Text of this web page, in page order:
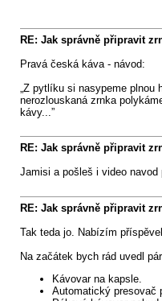
RE: Jak správně připravit
Pravá česká káva - návod:
„Z pytlíku si nasypeme plnou
nerozlouskaná zrnka
kávy...”
RE: Jak správně připravit
Jamisi a pošleš i video
RE: Jak správně připravit
Tak teda jo. Nabízím
Na začátek bych rád uvedl
Kávovar na kapsle.
Automatický presovač